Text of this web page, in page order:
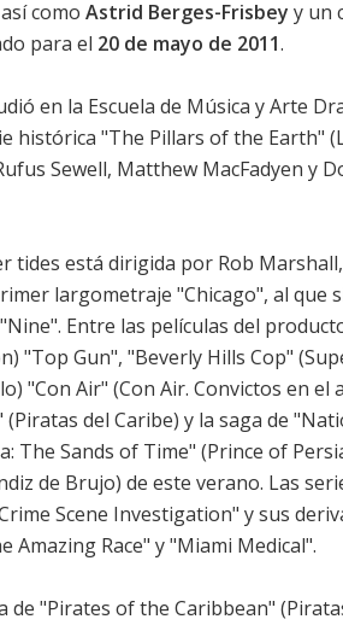
como Astrid Berges-Frisbey y un
para el 20 de mayo de 2011.
en la Escuela de Música y Arte
histórica "The Pillars of the Earth"
Sewell, Matthew MacFadyen y
tides está dirigida por Rob
largometraje "Chicago", al que
Entre las películas del
"Top Gun", "Beverly Hills Cop"
"Con Air" (Con Air. Convictos en el
del Caribe) y la saga de
The Sands of Time" (Prince of
de Brujo) de este verano. Las
Scene Investigation" y sus
Amazing Race" y "Miami Medical".
de "Pirates of the Caribbean"